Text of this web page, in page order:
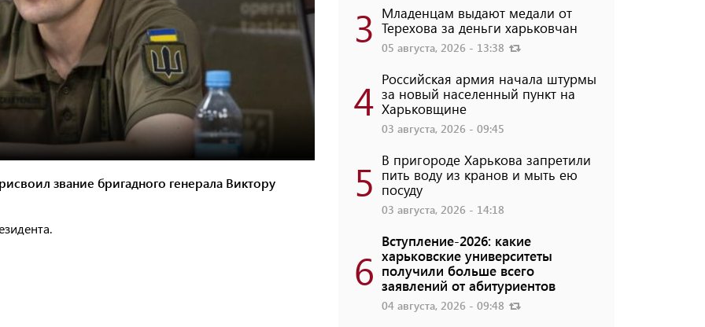
звание бригадного генерала Виктору
3 Младенцам выдают медали от
Терехова за деньги харьковчан
05 августа, 2026 - 13:38
4 Российская армия начала штурмы
за новый населенный пункт на
Харьковщине
03 августа, 2026 - 09:45
5 В пригороде Харькова запретили
пить воду из кранов и мыть ею
посуду
03 августа, 2026 - 14:18
6
Вступление-2026: какие
харьковские университеты
получили больше всего
заявлений от абитуриентов
04 августа, 2026 - 09:48